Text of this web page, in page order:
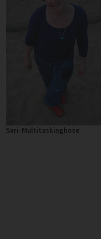
Sari-Multitaskinghose